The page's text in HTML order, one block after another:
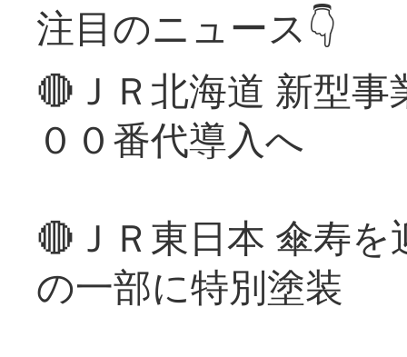
注目のニュース👇
🔴ＪＲ北海道 新型
００番代導入へ
🔴ＪＲ東日本 傘寿
の一部に特別塗装